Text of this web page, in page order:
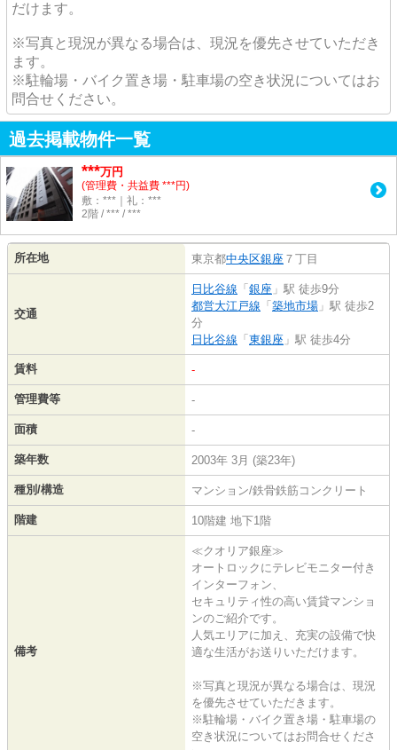
だけます。
※写真と現況が異なる場合は、現況を優先させていただき
ます。
※駐輪場・バイク置き場・駐車場の空き状況についてはお
問合せください。
過去掲載物件一覧
***万円
(管理費・共益費 ***円)
敷：***｜礼：***
2階 / *** / ***
所在地 東京都中央区銀座 ７丁目
交通
日比谷線 「 銀座 」駅 徒歩9分
都営大江戸線 「 築地市場 」駅 徒歩2
分
日比谷線 「 東銀座 」駅 徒歩4分
賃料 -
管理費等 -
面積 -
築年数 2003年 3月 (築23年)
種別/構造 マンション/鉄骨鉄筋コンクリート
階建 10階建 地下1階
備考
≪クオリア銀座≫
オートロックにテレビモニター付き
インターフォン、
セキュリティ性の高い賃貸マンショ
ンのご紹介です。
人気エリアに加え、充実の設備で快
適な生活がお送りいただけます。
※写真と現況が異なる場合は、現況
を優先させていただきます。
※駐輪場・バイク置き場・駐車場の
空き状況についてはお問合せくださ